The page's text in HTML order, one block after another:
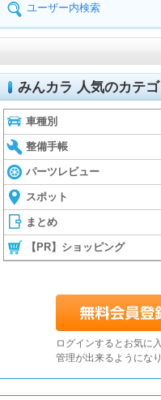
ユーザー内検索
みんカラ 人気のカテゴ
車種別
整備手帳
パーツレビュー
スポット
まとめ
【PR】ショッピング
ログインするとお気に
管理が出来るようにな